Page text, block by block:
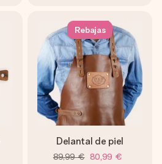
Rebajas
Delantal de piel
89,99 € 80,99 €